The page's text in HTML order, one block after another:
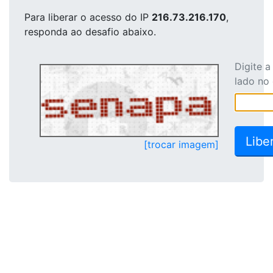
Para liberar o acesso do IP 216.73.216.170,
responda ao desafio abaixo.
[trocar imagem]
Digite
lado no